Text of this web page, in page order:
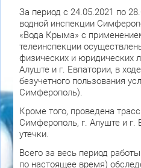
За период с 24.05.2021 по
водной инспекции
«Вода Крыма» с
телеинспекции
физических и юридических
Алуште и г. Евпатории, в
безучетного пользования
Симферополь).
Кроме того, проведена
Симферополь, г. Алуште и г.
утечки.
Всего за весь период
по настоящее время)